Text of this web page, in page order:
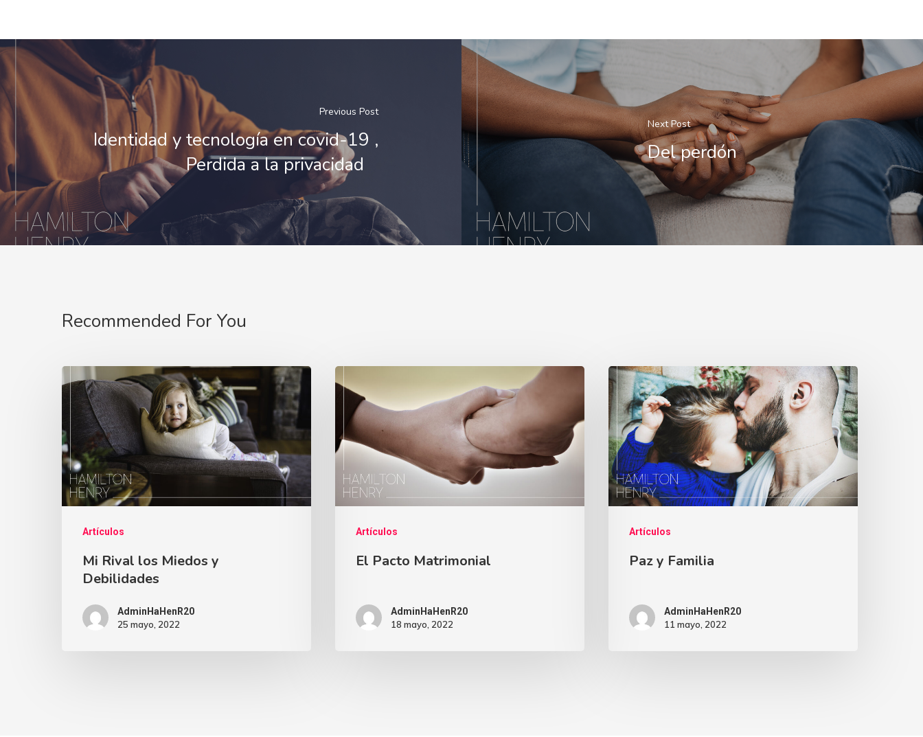
Previous Post
Identidad y tecnología en covid-19 ,
Perdida a la privacidad
Next Post
Del perdón
Recommended For You
Artículos
Mi Rival los Miedos y
Debilidades
AdminHaHenR20
25 mayo, 2022
Artículos
El Pacto Matrimonial
AdminHaHenR20
18 mayo, 2022
Artículos
Paz y Familia
AdminHaHenR20
11 mayo, 2022